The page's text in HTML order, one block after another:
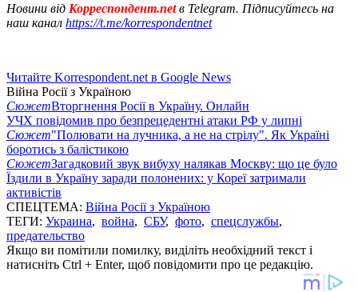
Новини від Корреспондент.netв Telegram. Підписуйтесь на
наш канал https://t.me/korrespondentnet
Читайте Korrespondent.net в Google News
Війна Росії з Україною
СюжетВторгнення Росії в Україну. Онлайн
УЧХ повідомив про безпрецедентні атаки РФ у липні
Сюжет"Полювати на лучника, а не на стрілу". Як Україні
боротись з балістикою
СюжетЗагадковий звук вибуху налякав Москву: що це було
Їздили в Україну заради полонених: у Кореї затримали
активістів
СПЕЦТЕМА: Війна Росії з Україною
ТЕГИ: Украина, война, СБУ, фото, спецслужбы,
предательство
Якщо ви помітили помилку, виділіть необхідний текст і
натисніть Ctrl + Enter, щоб повідомити про це редакцію.